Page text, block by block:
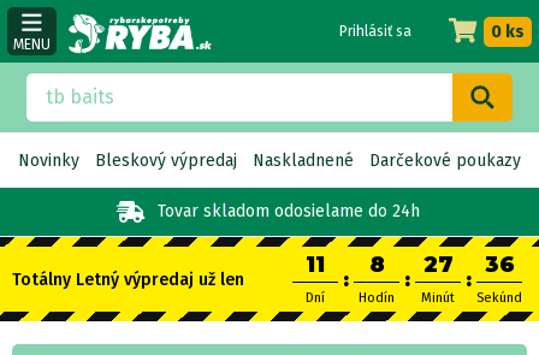
MENU
Tovar skladom odosielame do 24h
Prihlásiť sa 0 ks
Novinky Bleskový výpredaj Naskladnené Darčekové poukazy
Totálny Letný výpredaj už len
11
Dní
:
8
Hodín
:
27
Minút
:
36
Sekúnd